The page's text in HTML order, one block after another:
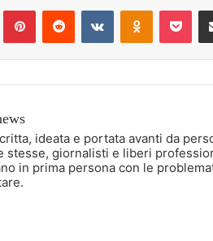
PinterestRedditVKontakte
ideata e portata avanti da
stesse, giornalisti e liberi
in prima persona con le